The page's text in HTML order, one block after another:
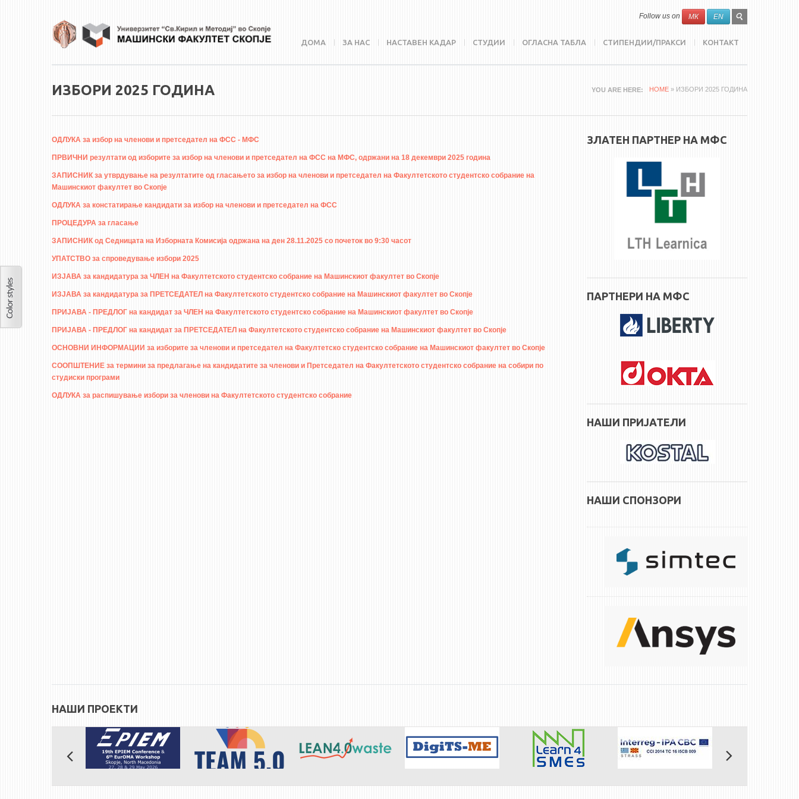
SEARCH
FORM
Search
Follow us on МК EN
ДОМА ЗА НАС НАСТАВЕН КАДАР СТУДИИ ОГЛАСНА ТАБЛА СТИПЕНДИИ/ПРАКСИ КОНТАКТ
YOU ARE HERE HOME » ИЗБОРИ 2025 ГОДИНА
ИЗБОРИ 2025 ГОДИНА
ОДЛУКА за избор на членови и претседател на ФСС - МФС
ПРВИЧНИ резултати од изборите за избор на членови и претседател на ФСС на МФС, одржани на 18 декември 2025 година
ЗАПИСНИК за утврдување на резултатите од гласањето за избор на членови и претседател на Факултетското студентско собрание на
Машинскиот факултет во Скопје
ОДЛУКА за констатирање кандидати за избор на членови и претседател на ФСС
ПРОЦЕДУРА за гласање
ЗАПИСНИК од Седницата на Изборната Комисија одржана на ден 28.11.2025 со почеток во 9:30 часот
УПАТСТВО за спроведување избори 2025
ИЗЈАВА за кандидатура за ЧЛЕН на Факултетското студентско собрание на Машинскиот факултет во Скопје
ИЗЈАВА за кандидатура за ПРЕТСЕДАТЕЛ на Факултетското студентско собрание на Машинскиот факултет во Скопје
ПРИЈАВА - ПРЕДЛОГ на кандидат за ЧЛЕН на Факултетското студентско собрание на Машинскиот факултет во Скопје
ПРИЈАВА - ПРЕДЛОГ на кандидат за ПРЕТСЕДАТЕЛ на Факултетското студентско собрание на Машинскиот факултет во Скопје
ОСНОВНИ ИНФОРМАЦИИ за изборите за членови и претседател на Факултетско студентско собрание на Машинскиот факултет во Скопје
СООПШТЕНИЕ за термини за предлагање на кандидатите за членови и Претседател на Факултетското студентско собрание на собири по
студиски програми
ОДЛУКА за распишување избори за членови на Факултетското студентско собрание
ЗЛАТЕН ПАРТНЕР НА МФС
ПАРТНЕРИ НА МФС
НАШИ ПРИЈАТЕЛИ
НАШИ СПОНЗОРИ
НАШИ ПРОЕКТИ